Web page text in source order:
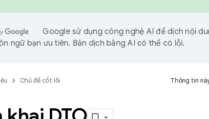
Google sử dụng công nghệ AI để dịch nội
ngữ bạn ưu tiên. Bản dịch bằng AI có thể có lỗi.
Chủ đề cốt lõi Thông tin